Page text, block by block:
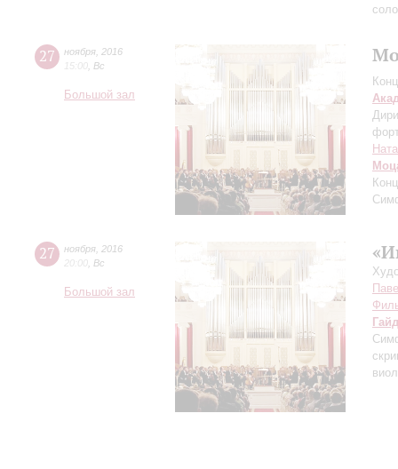
27 ноября 2016
15:00 Вс
Большой зал
27 ноября 2016
20:00 Вс
Большой зал